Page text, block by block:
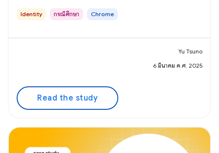
Identity กรณีศึกษา Chrome
Yu Tsuno
6 มีนาคม ค.ศ. 2025
Read the study